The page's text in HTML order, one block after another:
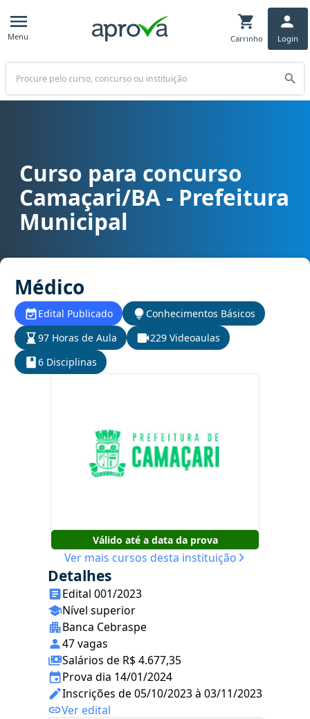
Menu Carrinho Login
Buscar
Curso para concurso Camaçari/BA - Prefeitura Municipal cargo
Curso para concurso
Camaçari/BA - Prefeitura
Municipal
Médico
Edital Publicado
Conhecimentos Básicos
97 Horas de Aula
229 Videoaulas
6 Disciplinas
Válido até a data da prova
Ver mais cursos desta instituição
Detalhes
Edital 001/2023
Nível superior
Banca Cebraspe
47 vagas
Salários de R$ 4.677,35
Prova dia 14/01/2024
Inscrições de 05/10/2023 à 03/11/2023
Ver edital